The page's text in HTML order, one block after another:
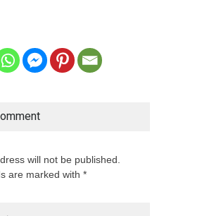
will not be published.
are marked with *